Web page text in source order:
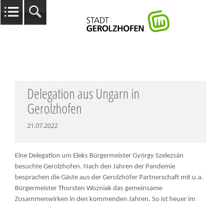
Delegation aus Ungarn in
Gerolzhofen
21.07.2022
Eine Delegation um Eleks Bürgermeister György Szelezsán
besuchte Gerolzhofen. Nach den Jahren der Pandemie
besprachen die Gäste aus der Gerolzhöfer Partnerschaft mit u.a.
Bürgermeister Thorsten Wozniak das gemeinsame
Zusammenwirken in den kommenden Jahren. So ist heuer im